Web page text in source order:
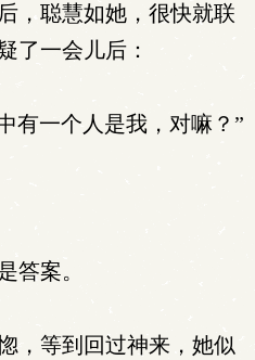
，聪慧如她，很快就联
了一会儿后：
有一个人是我，对嘛？”
答案。
，等到回过神来，她似